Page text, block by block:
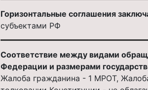
Горизонтальные соглашения
субъектами РФ
Соответствие между видами
Федерации и размерами
Жалоба гражданина - 1 МРОТ,